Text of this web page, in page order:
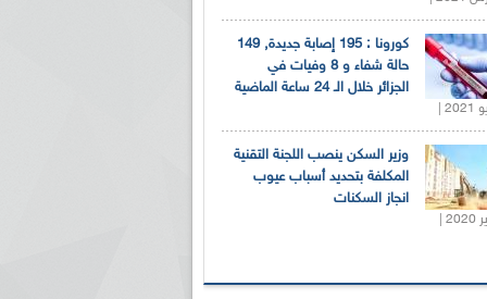
كورونا : 195 إصابة جديدة, 149
حالة شفاء و 8 وفيات في
الجزائر خلال الـ 24 ساعة الماضية
وزير السكن ينصب اللجنة التقنية
المكلفة بتحديد أسباب عيوب
انجاز السكنات